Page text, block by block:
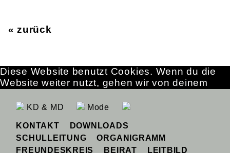
« zurück
KD & MD Mode
KONTAKT
DOWNLOADS
SCHULLEITUNG
ORGANIGRAMM
FREUNDESKREIS
BEIRAT LEITBILD
Diese Website benutzt Cookies. Wenn du die
Website weiter nutzt, gehen wir von deinem